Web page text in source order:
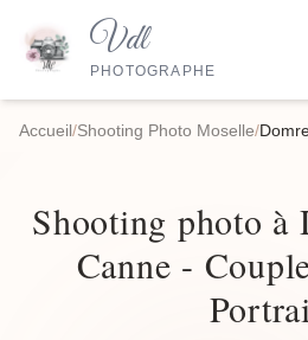
Vdl
PHOTOGRAPHE
Accueil/Shooting Photo Moselle/
Shooting photo à
Canne -